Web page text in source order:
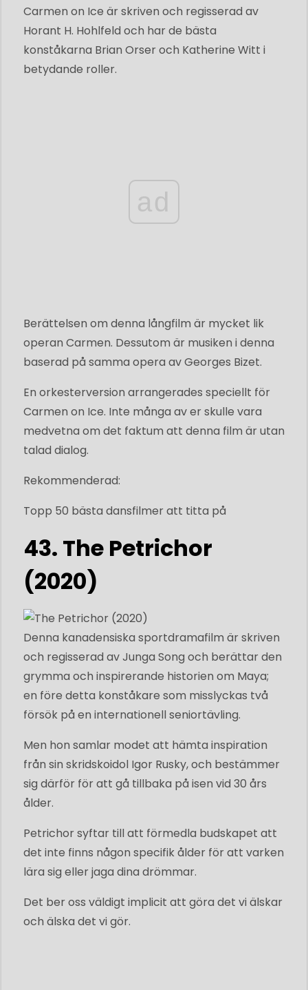
Carmen on Ice är skriven och regisserad av
Horant H. Hohlfeld och har de bästa
konståkarna Brian Orser och Katherine Witt i
betydande roller.
ad
Berättelsen om denna långfilm är mycket lik
operan Carmen. Dessutom är musiken i denna
baserad på samma opera av Georges Bizet.
En orkesterversion arrangerades speciellt för
Carmen on Ice. Inte många av er skulle vara
medvetna om det faktum att denna film är utan
talad dialog.
Rekommenderad:
Topp 50 bästa dansfilmer att titta på
43. The Petrichor
(2020)
Denna kanadensiska sportdramafilm är skriven
och regisserad av Junga Song och berättar den
grymma och inspirerande historien om Maya;
en före detta konståkare som misslyckas två
försök på en internationell seniortävling.
Men hon samlar modet att hämta inspiration
från sin skridskoidol Igor Rusky, och bestämmer
sig därför för att gå tillbaka på isen vid 30 års
ålder.
Petrichor syftar till att förmedla budskapet att
det inte finns någon specifik ålder för att varken
lära sig eller jaga dina drömmar.
Det ber oss väldigt implicit att göra det vi älskar
och älska det vi gör.